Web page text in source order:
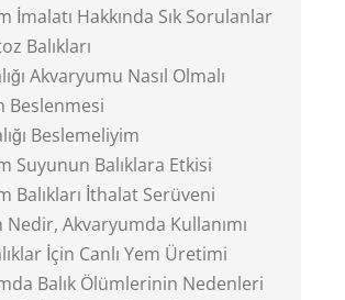
İmalatı Hakkında Sık Sorulanlar
Balıkları
Akvaryumu Nasıl Olmalı
Beslenmesi
Beslemeliyim
Suyunun Balıklara Etkisi
Balıkları İthalat Serüveni
Akvaryumda Kullanımı
İçin Canlı Yem Üretimi
Balık Ölümlerinin Nedenleri